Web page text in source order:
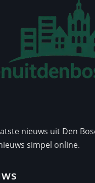
nieuws uit Den
simpel online.